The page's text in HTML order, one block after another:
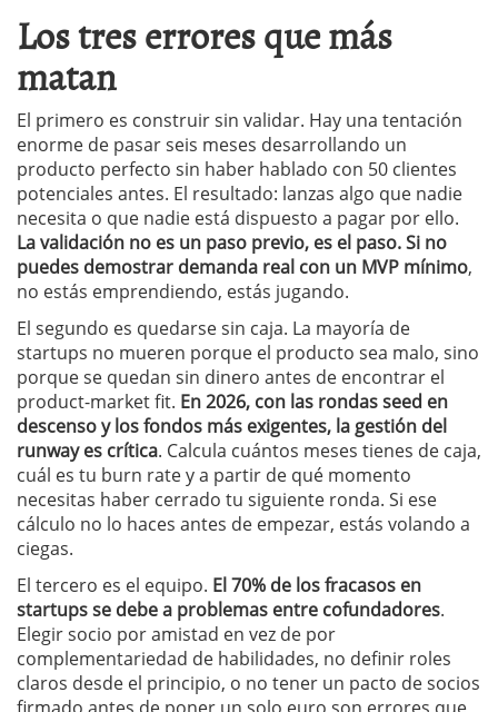
Los tres errores que más
matan
El primero es construir sin validar. Hay una tentación
enorme de pasar seis meses desarrollando un
producto perfecto sin haber hablado con 50 clientes
potenciales antes. El resultado: lanzas algo que nadie
necesita o que nadie está dispuesto a pagar por ello.
La validación no es un paso previo, es el paso. Si no
puedes demostrar demanda real con un MVP mínimo,
no estás emprendiendo, estás jugando.
El segundo es quedarse sin caja. La mayoría de
startups no mueren porque el producto sea malo, sino
porque se quedan sin dinero antes de encontrar el
product-market fit. En 2026, con las rondas seed en
descenso y los fondos más exigentes, la gestión del
runway es crítica. Calcula cuántos meses tienes de caja,
cuál es tu burn rate y a partir de qué momento
necesitas haber cerrado tu siguiente ronda. Si ese
cálculo no lo haces antes de empezar, estás volando a
ciegas.
El tercero es el equipo. El 70% de los fracasos en
startups se debe a problemas entre cofundadores.
Elegir socio por amistad en vez de por
complementariedad de habilidades, no definir roles
claros desde el principio, o no tener un pacto de socios